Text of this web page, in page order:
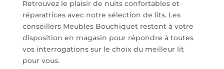
Retrouvez le plaisir de nuits confortables et
réparatrices avec notre sélection de lits. Les
conseillers Meubles Bouchiquet restent à votre
disposition en magasin pour répondre à toutes
vos interrogations sur le choix du meilleur lit
pour vous.